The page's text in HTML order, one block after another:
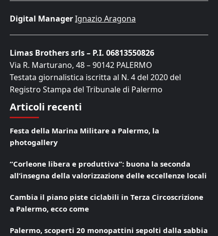
Digital ManagerIgnazio Aragona
Limas Brothers srls – P.I. 06813550826
Via R. Marturano, 48 – 90142 PALERMO
Testata giornalistica iscritta al N. 4 del 2020 del
Registro Stampa del Tribunale di Palermo
Articoli recenti
Festa della Marina Militare a Palermo, la
photogallery
“Corleone libera e produttiva”: buona la seconda
all’insegna della valorizzazione delle eccellenze locali
Cambia il piano piste ciclabili in Terza Circoscrizione
a Palermo, ecco come
Palermo, scoperti 20 monopattini sepolti dalla sabbia